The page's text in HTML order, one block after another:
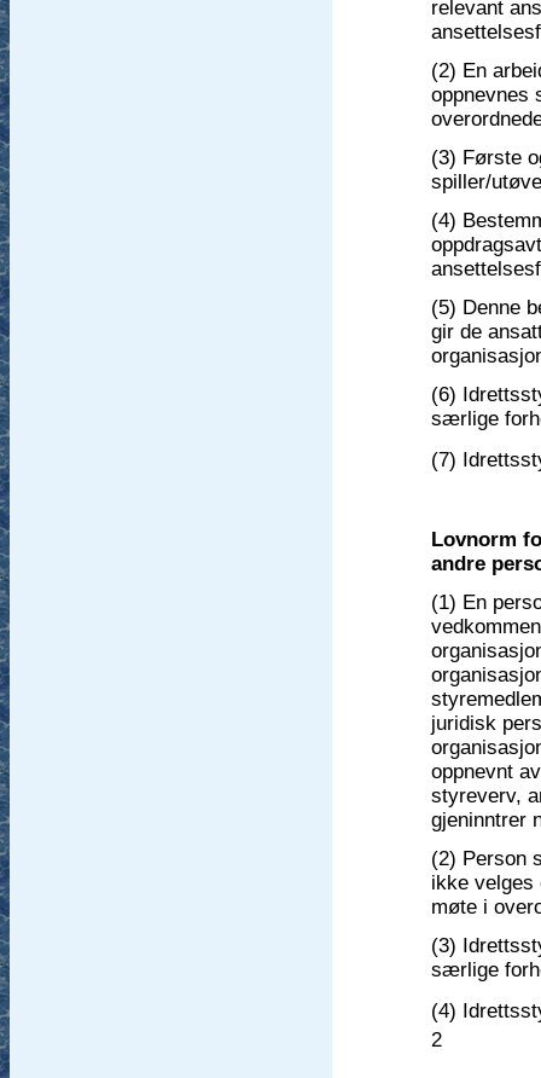
relevant
(2) En
oppnevnes
(3) Første
spiller/
(4)
(5) Denne
gir de
(6)
særlige
(7)
Lovnorm
andre
(1) En
juridisk
oppnevnt
styreverv,
gjeninntrer
(2) Person
ikke velges
møte i
(3)
særlige
(4)
2